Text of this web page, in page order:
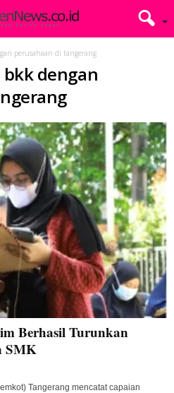
perusahaan di tangerang
dengan
Berhasil Turunkan
SMK
Tangerang mencatat capaian